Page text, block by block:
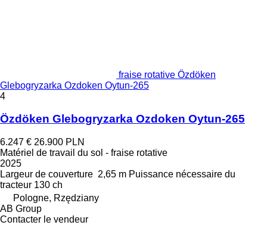
fraise rotative Özdöken
Glebogryzarka Ozdoken Oytun-265
4
Özdöken Glebogryzarka Ozdoken Oytun-265
6.247 € 26.900 PLN
Matériel de travail du sol - fraise rotative
2025
Largeur de couverture 2,65 m Puissance nécessaire du
tracteur 130 ch
Pologne, Rzędziany
AB Group
Contacter le vendeur